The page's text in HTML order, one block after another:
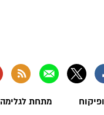
מתחת לגלימה